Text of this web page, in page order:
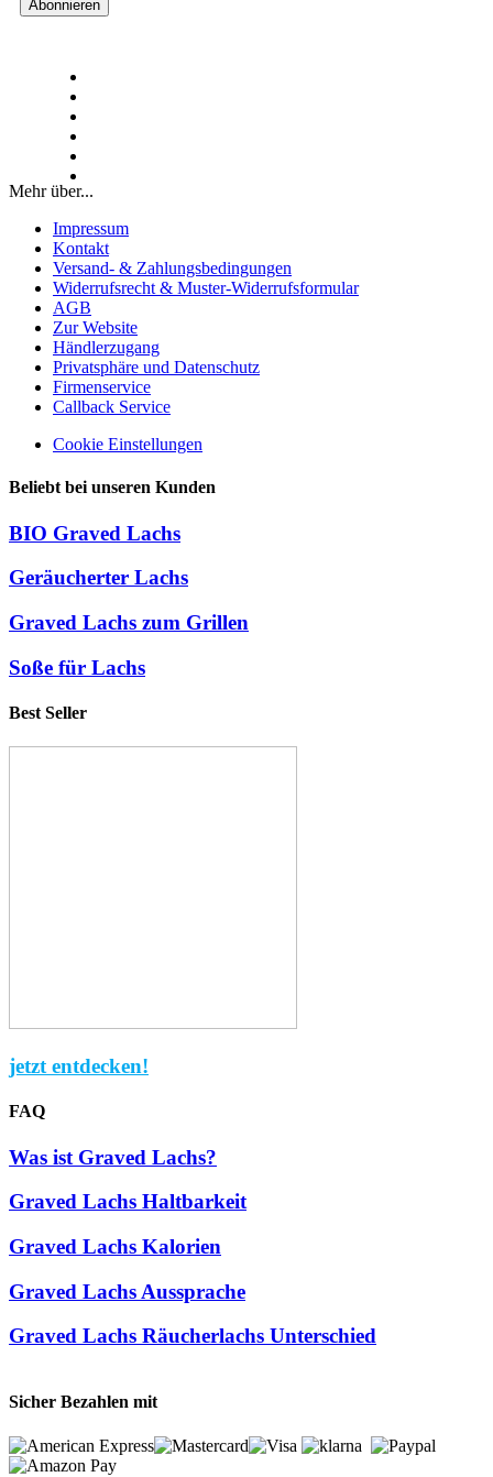
Mehr über...
Impressum
Kontakt
Versand- & Zahlungsbedingungen
Widerrufsrecht & Muster-Widerrufsformular
AGB
Zur Website
Händlerzugang
Privatsphäre und Datenschutz
Firmenservice
Callback Service
Cookie Einstellungen
Beliebt bei unseren Kunden
BIO Graved Lachs
Geräucherter Lachs
Graved Lachs zum Grillen
Soße für Lachs
Best Seller
jetzt entdecken!
FAQ
Was ist Graved Lachs?
Graved Lachs Haltbarkeit
Graved Lachs Kalorien
Graved Lachs Aussprache
Graved Lachs Räucherlachs Unterschied
Sicher Bezahlen mit